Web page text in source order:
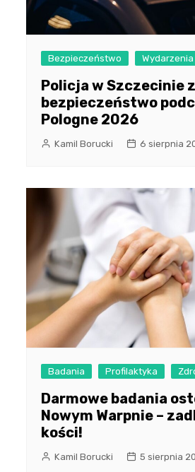
Bezpieczeństwo Wydarzenia
Policja w Szczecinie
bezpieczeństwo
Pologne 2026
Kamil Borucki 6 sierpnia
Badania Profilaktyka
Darmowe badania
Nowym Warpnie –
kości!
Kamil Borucki 5 sierpnia